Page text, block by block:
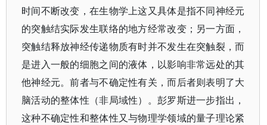
时间不断改变，在生物学上这又具体是指不同神经元
的突触结实际发生联络的地方经常改变；另一方面，
突触结释放神经传递物质有时并不发生在突触裂，而
是进入一般的细胞之间的液体，以影响非常远处的其
他神经元。前者与不确定性有关，而后者则表明了大
脑活动的整体性（非局域性）。彭罗斯进一步指出，
这种不确定性和整体性又与物理学领域的量子理论紧